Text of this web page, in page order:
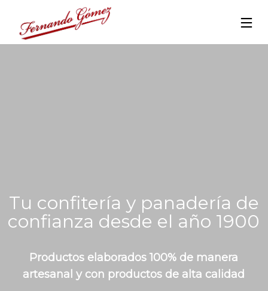
Tu confitería y panadería de
confianza desde el año 1900
Productos elaborados 100% de manera
artesanal y con productos de alta calidad